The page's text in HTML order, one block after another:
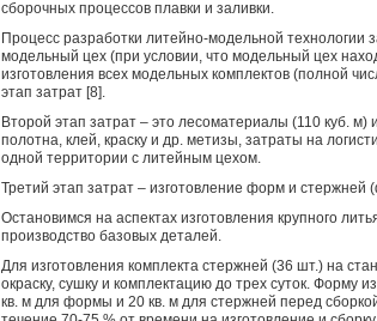
сборочных процессов плавки и заливки.
Процесс разработки литейно-модельной технологии
модельный цех (при условии, что модельный цех
изготовления всех модельных комплектов (полной
этап затрат [8].
Второй этап затрат – это лесоматериалы (110 куб.
полотна, клей, краску и др. метизы, затраты на
одной территории с литейным цехом.
Третий этап затрат – изготовление форм и стержней
Остановимся на аспектах изготовления крупного
производство базовых деталей.
Для изготовления комплекта стержней (36 шт.) на
окраску, сушку и комплектацию до трех суток. Форму
кв. м для формы и 20 кв. м для стержней перед